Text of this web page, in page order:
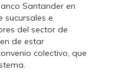
Santander en
sucursales e
del sector de
de estar
colectivo, que